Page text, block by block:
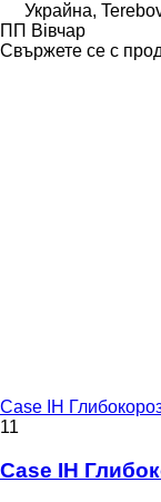
Украйна,
ПП Вівчар
Свържете се с
Case IH
11
Case IH